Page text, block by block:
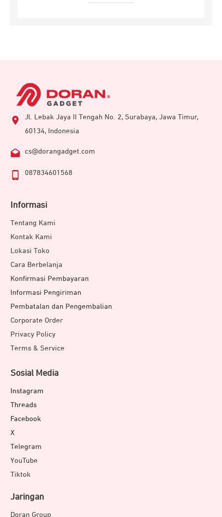
Jl. Lebak Jaya II Tengah No. 2, Surabaya, Jawa Timur,
60134, Indonesia
cs@dorangadget.com
087834601568
Informasi
Tentang Kami
Kontak Kami
Lokasi Toko
Cara Berbelanja
Konfirmasi Pembayaran
Informasi Pengiriman
Pembatalan dan Pengembalian
Corporate Order
Privacy Policy
Terms & Service
Sosial Media
Instagram
Threads
Facebook
X
Telegram
YouTube
Tiktok
Jaringan
Doran Group